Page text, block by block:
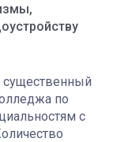
существенный
по
с